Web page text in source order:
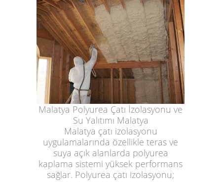
Malatya Polyurea Çatı İzolasyonu ve
Su Yalıtımı Malatya
Malatya çatı izolasyonu
uygulamalarında özellikle teras ve
suya açık alanlarda polyurea
kaplama sistemi yüksek performans
sağlar. Polyurea çatı izolasyonu;